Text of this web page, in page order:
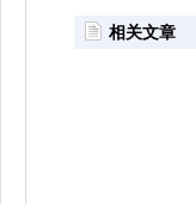
相关文章